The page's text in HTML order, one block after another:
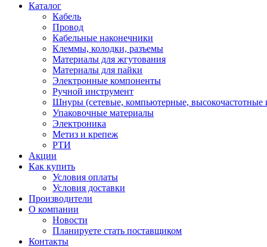
Каталог
Кабель
Провод
Кабельные наконечники
Клеммы, колодки, разъемы
Материалы для жгутования
Материалы для пайки
Электронные компоненты
Ручной инструмент
Шнуры (сетевые, компьютерные, высокочастотные
Упаковочные материалы
Электроника
Метиз и крепеж
РТИ
Акции
Как купить
Условия оплаты
Условия доставки
Производители
О компании
Новости
Планируете стать поставщиком
Контакты